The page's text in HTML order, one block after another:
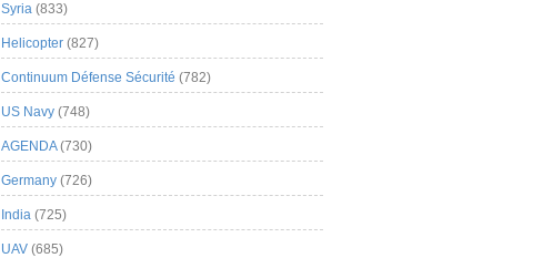
Syria (833)
Helicopter (827)
Continuum Défense Sécurité (782)
US Navy (748)
AGENDA(730)
Germany (726)
India (725)
UAV (685)